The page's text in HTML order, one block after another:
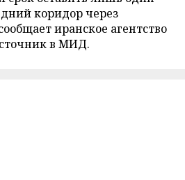
коридор через
иранское агентство
в МИД.